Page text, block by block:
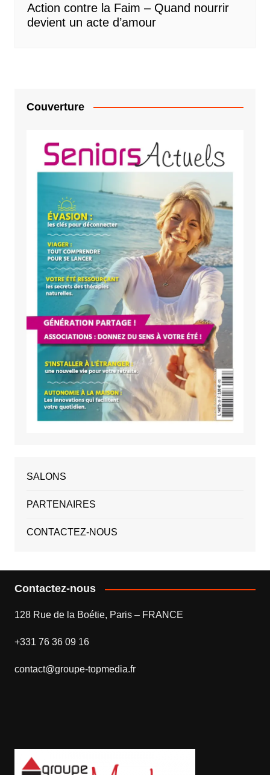
Action contre la Faim – Quand nourrir
devient un acte d’amour
Couverture
SALONS
PARTENAIRES
CONTACTEZ-NOUS
Contactez-nous
128 Rue de la Boétie, Paris – FRANCE
+331 76 36 09 16
contact@groupe-topmedia.fr